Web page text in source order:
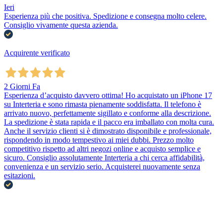
Ieri
Esperienza più che positiva. Spedizione e consegna molto celere.
Consiglio vivamente questa azienda.
Acquirente verificato
2 Giorni Fa
Esperienza d’acquisto davvero ottima! Ho acquistato un iPhone 17
su Interteria e sono rimasta pienamente soddisfatta. Il telefono è
arrivato nuovo, perfettamente sigillato e conforme alla descrizione.
La spedizione è stata rapida e il pacco era imballato con molta cura.
Anche il servizio clienti si è dimostrato disponibile e professionale,
rispondendo in modo tempestivo ai miei dubbi. Prezzo molto
competitivo rispetto ad altri negozi online e acquisto semplice e
sicuro. Consiglio assolutamente Interteria a chi cerca affidabilità,
convenienza e un servizio serio. Acquisterei nuovamente senza
esitazioni.